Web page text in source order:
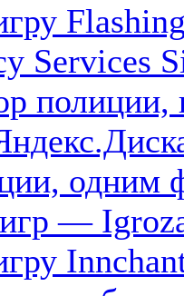
Services
полиции,
одним
—